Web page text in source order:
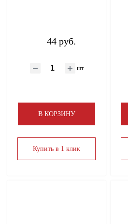
44 руб.
шт
В КОРЗИНУ
Купить в 1 клик